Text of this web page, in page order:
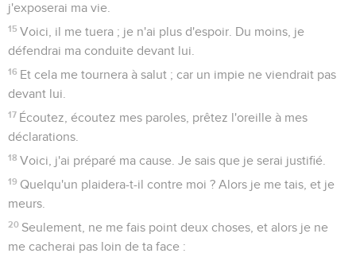
j'exposerai ma vie.
15 Voici, il me tuera ; je n'ai plus d'espoir. Du moins, je
défendrai ma conduite devant lui.
16 Et cela me tournera à salut ; car un impie ne viendrait pas
devant lui.
17 Écoutez, écoutez mes paroles, prêtez l'oreille à mes
déclarations.
18 Voici, j'ai préparé ma cause. Je sais que je serai justifié.
19 Quelqu'un plaidera-t-il contre moi ? Alors je me tais, et je
meurs.
20 Seulement, ne me fais point deux choses, et alors je ne
me cacherai pas loin de ta face :